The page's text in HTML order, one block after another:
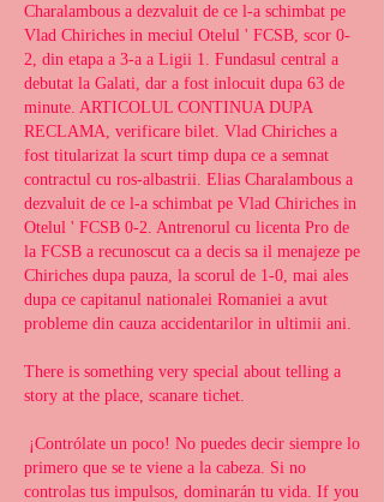
Charalambous a dezvaluit de ce l-a schimbat pe
Vlad Chiriches in meciul Otelul ' FCSB, scor 0-
2, din etapa a 3-a a Ligii 1. Fundasul central a
debutat la Galati, dar a fost inlocuit dupa 63 de
minute. ARTICOLUL CONTINUA DUPA
RECLAMA, verificare bilet. Vlad Chiriches a
fost titularizat la scurt timp dupa ce a semnat
contractul cu ros-albastrii. Elias Charalambous a
dezvaluit de ce l-a schimbat pe Vlad Chiriches in
Otelul ' FCSB 0-2. Antrenorul cu licenta Pro de
la FCSB a recunoscut ca a decis sa il menajeze pe
Chiriches dupa pauza, la scorul de 1-0, mai ales
dupa ce capitanul nationalei Romaniei a avut
probleme din cauza accidentarilor in ultimii ani.
There is something very special about telling a
story at the place, scanare tichet.
primero que se te viene a la cabeza. Si no
controlas tus impulsos, dominarán tu vida. If you